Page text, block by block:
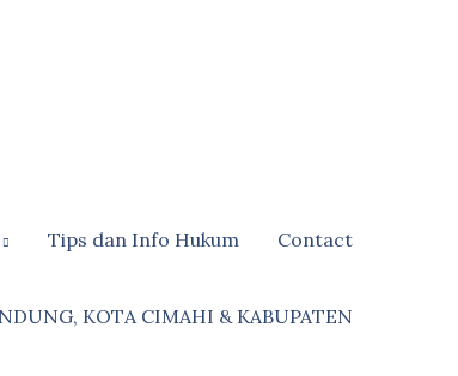
Tips dan Info Hukum Contact
KOTA CIMAHI & KABUPATEN